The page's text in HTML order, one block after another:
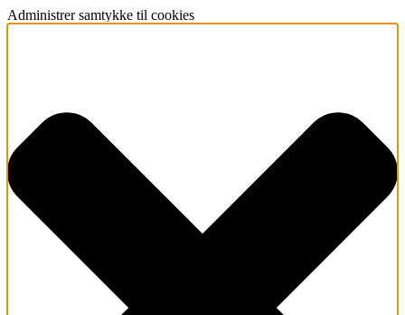
Administrer samtykke til cookies